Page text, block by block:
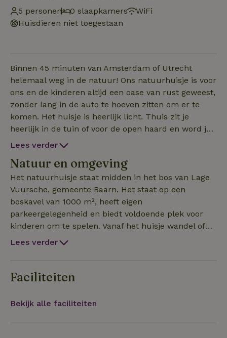
5 personen
0 slaapkamers
WiFi
Huisdieren niet toegestaan
Binnen 45 minuten van Amsterdam of Utrecht
helemaal weg in de natuur! Ons natuurhuisje is voor
ons en de kinderen altijd een oase van rust geweest,
zonder lang in de auto te hoeven zitten om er te
komen. Het huisje is heerlijk licht. Thuis zit je
heerlijk in de tuin of voor de open haard en word je
verrast door vogels, eekhoorns en andere
1 minuut in het bos, met aangrenzend de hei voor
heerlijke wandelingen, mountainbiken of een fietstocht.
Lees verder
Natuur en omgeving
Het natuurhuisje staat midden in het bos van Lage
Vuursche, gemeente Baarn. Het staat op een
boskavel van 1000 m², heeft eigen
parkeergelegenheid en biedt voldoende plek voor
kinderen om te spelen. Vanaf het huisje wandel of
fiets je zo over de Utrechtse Heuvelrug, langs
Vuursche of de Kuil zijn op loopafstad en zijn een
prima tussenstop voor een versnapering. Op 500
geweldige plek om ’s zomers te zwemmen en te
spelen. Iets verderop ligt de Hilversumsche Golf
Club. Het huis is smaak- en stijlvol ingericht en door
Lees verder
Faciliteiten
Bekijk alle faciliteiten